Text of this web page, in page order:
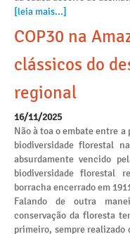
[leia mais...]
COP30 na
clássicos do
regional
16/11/2025
Não à toa o embate entre
biodiversidade florestal
absurdamente vencido
biodiversidade florestal
borracha encerrado em
Falando de outra
conservação da floresta
primeiro, sempre